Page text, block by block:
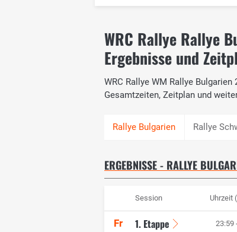
WRC Rallye Rallye
Ergebnisse und
WRC Rallye WM Rallye
Gesamtzeiten, Zeitplan und
Rallye
ERGEBNISSE - RALLYE
Session Uhrzeit
Fr 1. Etappe 23:59